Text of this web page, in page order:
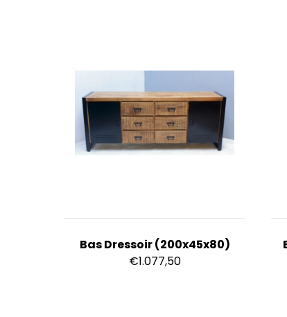
Bas Dressoir (200x45x80)
€1.077,50